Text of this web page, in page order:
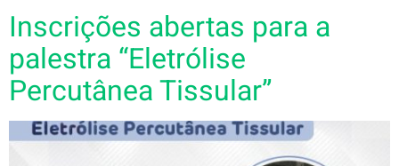
Inscrições abertas para a
palestra “Eletrólise
Percutânea Tissular”